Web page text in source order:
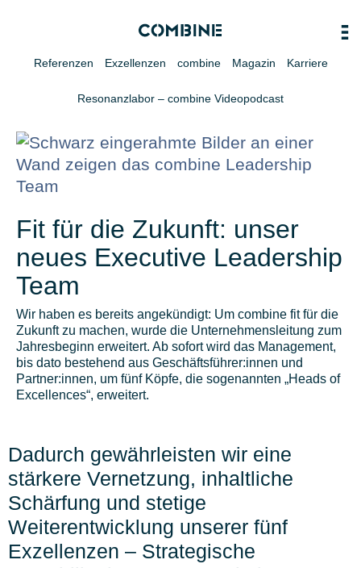
Referenzen Exzellenzen combine Magazin Karriere
Resonanzlabor – combine Videopodcast
Fit für die Zukunft: unser
neues Executive Leadership
Team
Wir haben es bereits angekündigt: Um combine fit für die
Zukunft zu machen, wurde die Unternehmensleitung zum
Jahresbeginn erweitert. Ab sofort wird das Management,
bis dato bestehend aus Geschäftsführer:innen und
Partner:innen, um fünf Köpfe, die sogenannten „Heads of
Excellences“, erweitert.
Dadurch gewährleisten wir eine
stärkere Vernetzung, inhaltliche
Schärfung und stetige
Weiterentwicklung unserer fünf
Exzellenzen – Strategische